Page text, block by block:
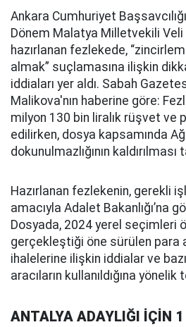
Ankara Cumhuriyet
Dönem Malatya Milletvekili Veli
hazırlanan fezlekede,
almak” suçlamasına ilişkin
iddiaları yer aldı. Sabah
Malikova'nın haberine göre:
milyon 130 bin liralık rüşvet ve
edilirken, dosya kapsamında
dokunulmazlığının
Hazırlanan fezlekenin, gerekli
amacıyla Adalet Bakanlığı’na
Dosyada, 2024 yerel seçimleri
gerçekleştiği öne sürülen para
ihalelerine ilişkin iddialar ve
aracıların kullanıldığına
ANTALYA ADAYLIĞI İÇİN 1